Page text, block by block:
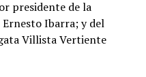
presidente de la
Ibarra; y del
Villista Vertiente